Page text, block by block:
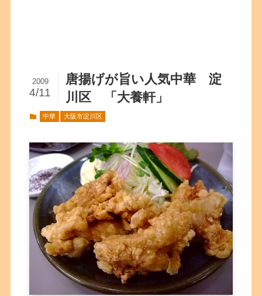
唐揚げが旨い人気中華 淀
川区 「大養軒」
2009
4/11
中華 大阪市淀川区